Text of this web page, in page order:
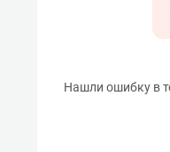
Нашли ошибку в